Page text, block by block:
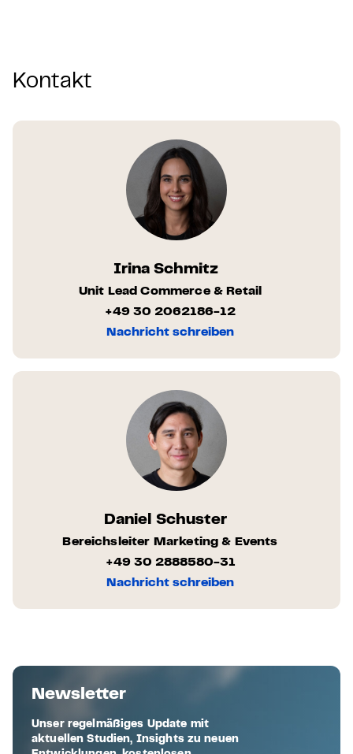
Kontakt
Irina Schmitz
Unit Lead Commerce & Retail
+49 30 2062186-12
Nachricht schreiben
Daniel Schuster
Bereichsleiter Marketing & Events
+49 30 2888580-31
Nachricht schreiben
Newsletter
Unser regelmäßiges Update mit
aktuellen Studien, Insights zu neuen